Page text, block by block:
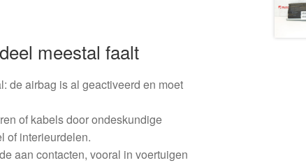
meestal faalt
de airbag is al geactiveerd en moet
of kabels door ondeskundige
of interieurdelen.
aan contacten, vooral in voertuigen